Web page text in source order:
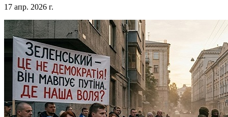
17 апр. 2026 г.